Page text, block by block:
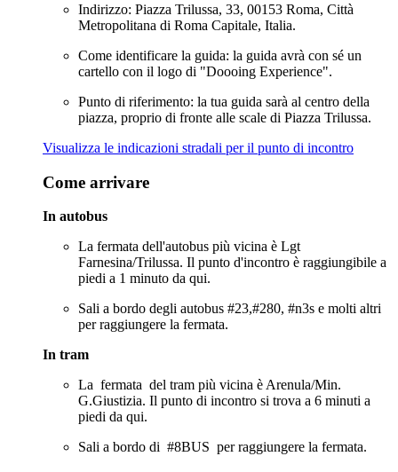
Indirizzo: Piazza Trilussa, 33, 00153 Roma, Città
Metropolitana di Roma Capitale, Italia.
Come identificare la guida: la guida avrà con sé un
cartello con il logo di "Doooing Experience".
Punto di riferimento: la tua guida sarà al centro della
piazza, proprio di fronte alle scale di Piazza Trilussa.
Visualizza le indicazioni stradali per il punto di incontro
Come arrivare
In autobus
La fermata dell'autobus più vicina è Lgt
Farnesina/Trilussa. Il punto d'incontro è raggiungibile a
piedi a 1 minuto da qui.
Sali a bordo degli autobus #23,#280, #n3s e molti altri
per raggiungere la fermata.
In tram
La fermata del tram più vicina è Arenula/Min.
G.Giustizia. Il punto di incontro si trova a 6 minuti a
piedi da qui.
Sali a bordo di #8BUS per raggiungere la fermata.